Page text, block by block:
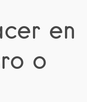
en
o